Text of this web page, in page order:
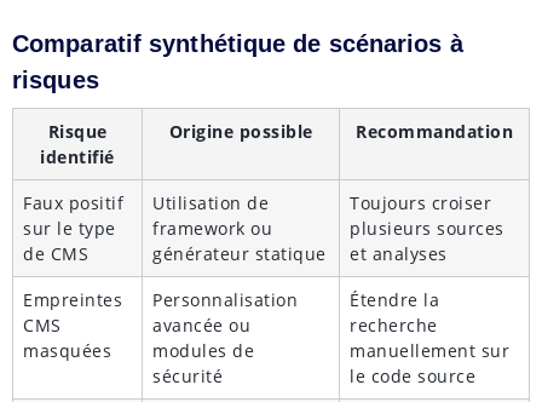
Comparatif synthétique de scénarios à
risques
Risque
identifié
Origine possible Recommandation
Faux positif
sur le type
de CMS
Utilisation de
framework ou
générateur statique
Toujours croiser
plusieurs sources
et analyses
Empreintes
CMS
masquées
Personnalisation
avancée ou
modules de
sécurité
Étendre la
recherche
manuellement sur
le code source